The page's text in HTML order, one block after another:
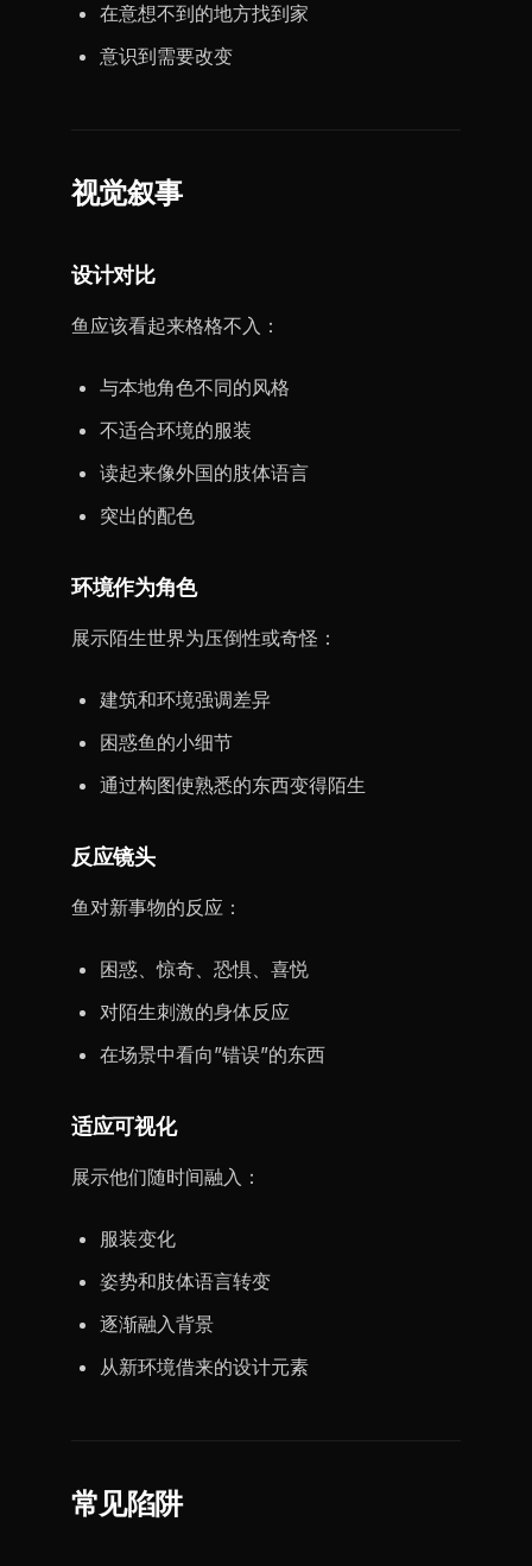
在意想不到的地方找到家
意识到需要改变
视觉叙事
设计对比
鱼应该看起来格格不入：
与本地角色不同的风格
不适合环境的服装
读起来像外国的肢体语言
突出的配色
环境作为角色
展示陌生世界为压倒性或奇怪：
建筑和环境强调差异
困惑鱼的小细节
通过构图使熟悉的东西变得陌生
反应镜头
鱼对新事物的反应：
困惑、惊奇、恐惧、喜悦
对陌生刺激的身体反应
在场景中看向”错误”的东西
适应可视化
展示他们随时间融入：
服装变化
姿势和肢体语言转变
逐渐融入背景
从新环境借来的设计元素
常见陷阱